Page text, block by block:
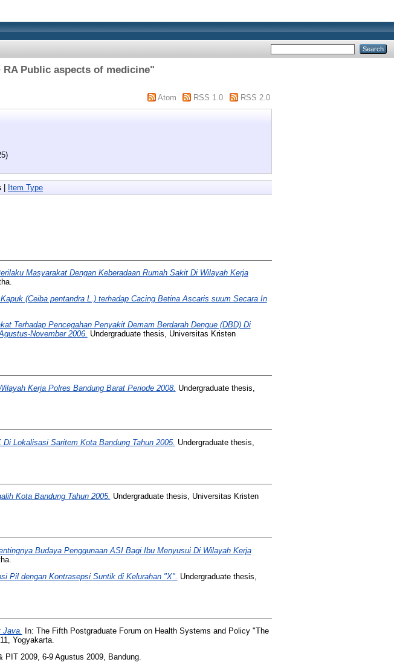
Public aspects of medicine"
Atom RSS 1.0 RSS 2.0
| Item Type
Masyarakat Dengan Keberadaan Rumah Sakit Di Wilayah Kerja
(Ceiba pentandra L.) terhadap Cacing Betina Ascaris suum Secara In
Terhadap Pencegahan Penyakit Demam Berdarah Dengue (DBD) Di
November 2006. Undergraduate thesis, Universitas Kristen
Kerja Polres Bandung Barat Periode 2008. Undergraduate thesis,
Lokalisasi Saritem Kota Bandung Tahun 2005. Undergraduate thesis,
Kota Bandung Tahun 2005. Undergraduate thesis, Universitas Kristen
Budaya Penggunaan ASI Bagi Ibu Menyusui Di Wilayah Kerja
Pil dengan Kontrasepsi Suntik di Kelurahan "X". Undergraduate thesis,
In: The Fifth Postgraduate Forum on Health Systems and Policy "The
Yogyakarta.
2009, 6-9 Agustus 2009, Bandung.